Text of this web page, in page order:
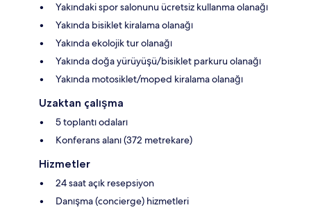
Yakındaki spor salonunu ücretsiz kullanma olanağı
Yakında bisiklet kiralama olanağı
Yakında ekolojik tur olanağı
Yakında doğa yürüyüşü/bisiklet parkuru olanağı
Yakında motosiklet/moped kiralama olanağı
Uzaktan çalışma
5 toplantı odaları
Konferans alanı (372 metrekare)
Hizmetler
24 saat açık resepsiyon
Danışma (concierge) hizmetleri